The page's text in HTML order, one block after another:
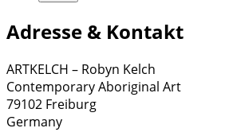
Adresse & Kontakt
ARTKELCH – Robyn Kelch
Contemporary Aboriginal Art
79102 Freiburg
Germany